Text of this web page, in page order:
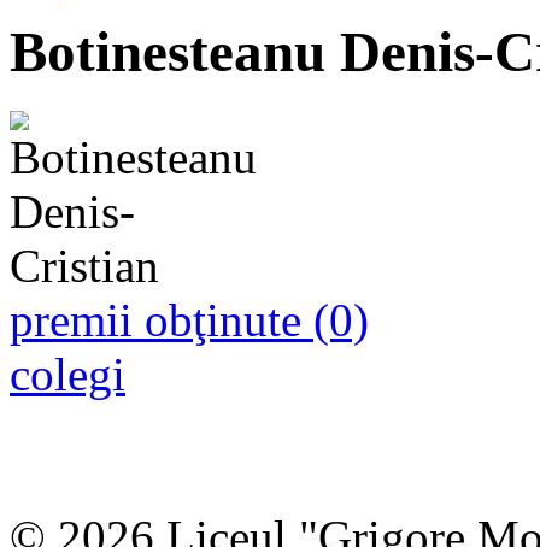
Botinesteanu Denis-
premii obţinute (0)
colegi
© 2026 Liceul "Grigore